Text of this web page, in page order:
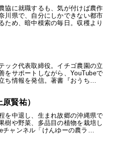
協に就職するも、気が付けば農作
川県で、自分にしかできない都市
ため、暗中模索の毎日。収穫より
ック代表取締役。イチゴ農園の立
をサポートしながら、YouTubeで
ち情報を発信。著書『おうち…
賢祐）
を中退し、生まれ故郷の沖縄県で
樹や野菜、多品目の植物を栽培し
チャンネル「けんゆーの農ラ…